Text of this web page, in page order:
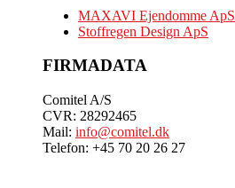
MAXAVI Ejendomme ApS
Stoffregen Design ApS
FIRMADATA
Comitel A/S
CVR: 28292465
Mail: info@comitel.dk
Telefon: +45 70 20 26 27